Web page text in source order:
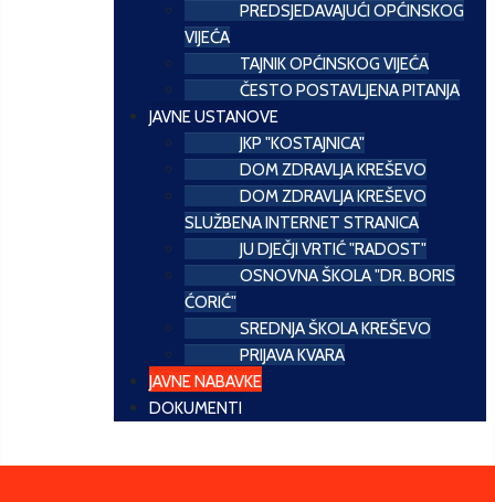
PREDSJEDAVAJUĆI OPĆINSKOG
VIJEĆA
TAJNIK OPĆINSKOG VIJEĆA
ČESTO POSTAVLJENA PITANJA
JAVNE USTANOVE
JKP "KOSTAJNICA"
DOM ZDRAVLJA KREŠEVO
DOM ZDRAVLJA KREŠEVO
SLUŽBENA INTERNET STRANICA
JU DJEČJI VRTIĆ "RADOST"
OSNOVNA ŠKOLA "DR. BORIS
ĆORIĆ"
SREDNJA ŠKOLA KREŠEVO
PRIJAVA KVARA
JAVNE NABAVKE
DOKUMENTI